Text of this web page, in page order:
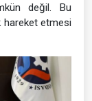
değil. Bu
hareket etmesi